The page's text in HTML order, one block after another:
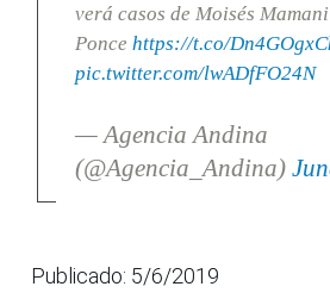
verá casos de Moisés Mamani
Ponce https://t.co/
pic.twitter.com/lwADfFO24N
— Agencia Andina
(@Agencia_Andina)
Publicado: 5/6/2019